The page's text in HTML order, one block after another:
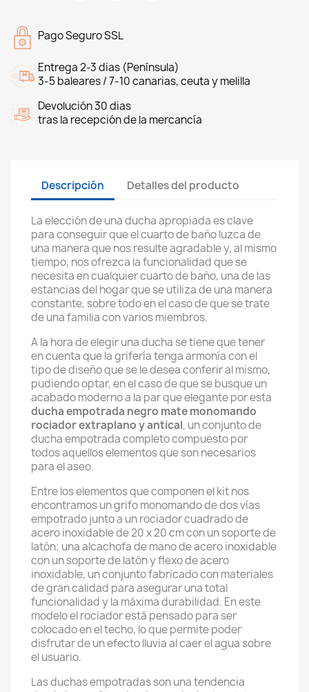
Pago Seguro SSL
Entrega 2-3 dias (Península)
3-5 baleares / 7-10 canarias, ceuta y melilla
Devolución 30 dias
tras la recepción de la mercancía
Descripción Detalles del producto
La elección de una ducha apropiada es clave
para conseguir que el cuarto de baño luzca de
una manera que nos resulte agradable y, al mismo
tiempo, nos ofrezca la funcionalidad que se
necesita en cualquier cuarto de baño, una de las
estancias del hogar que se utiliza de una manera
constante, sobre todo en el caso de que se trate
de una familia con varios miembros.
A la hora de elegir una ducha se tiene que tener
en cuenta que la grifería tenga armonía con el
tipo de diseño que se le desea conferir al mismo,
pudiendo optar, en el caso de que se busque un
acabado moderno a la par que elegante por esta
ducha empotrada negro mate monomando
rociador extraplano y antical, un conjunto de
ducha empotrada completo compuesto por
todos aquellos elementos que son necesarios
para el aseo.
Entre los elementos que componen el kit nos
encontramos un grifo monomando de dos vías
empotrado junto a un rociador cuadrado de
acero inoxidable de 20 x 20 cm con un soporte de
latón; una alcachofa de mano de acero inoxidable
con un soporte de latón y flexo de acero
inoxidable, un conjunto fabricado con materiales
de gran calidad para asegurar una total
funcionalidad y la máxima durabilidad. En este
modelo el rociador está pensado para ser
colocado en el techo, lo que permite poder
disfrutar de un efecto lluvia al caer el agua sobre
el usuario.
Las duchas empotradas son una tendencia